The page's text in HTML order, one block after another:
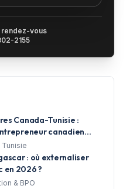
rendez-vous
2155
Canada-Tunisie :
canadien
Tunisie
: où externaliser
en 2026 ?
& BPO